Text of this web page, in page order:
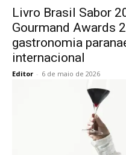
Livro Brasil Sabor
Gourmand Awards
gastronomia
internacional
Editor - 6 de maio de 2026